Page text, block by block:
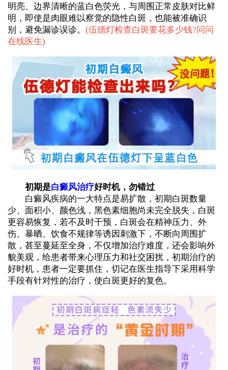
明亮、边界清晰的蓝白色荧光，与周围正常皮肤对比鲜
明，即使是肉眼难以察觉的隐性白斑，也能被准确识
别，避免漏诊误诊。 (伍德灯检查白斑要花多少钱?问问
在线医生)
初期是白癜风治疗好时机，勿错过
白癜风疾病的一大特点是易扩散，初期白斑数量
少、面积小、颜色浅，黑色素细胞尚未完全脱失，白斑
更容易恢复，若不及时干预，白斑会在精神压力、外
伤、暴晒、饮食不规律等诱因刺激下，不断向周围扩
散，甚至蔓延至全身，不仅增加治疗难度，还会影响外
貌美观，给患者带来心理压力和社交困扰，初期治疗的
好时机，患者一定要抓住，切记在医生指导下采用科学
手段有针对性的治疗，使白斑更好的复色。